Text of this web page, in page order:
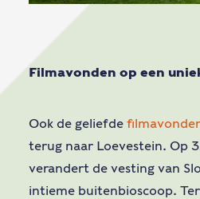
Filmavonden op een
Ook de geliefde
terug naar Loevestein. Op
verandert de vesting van
intieme buitenbioscoop.